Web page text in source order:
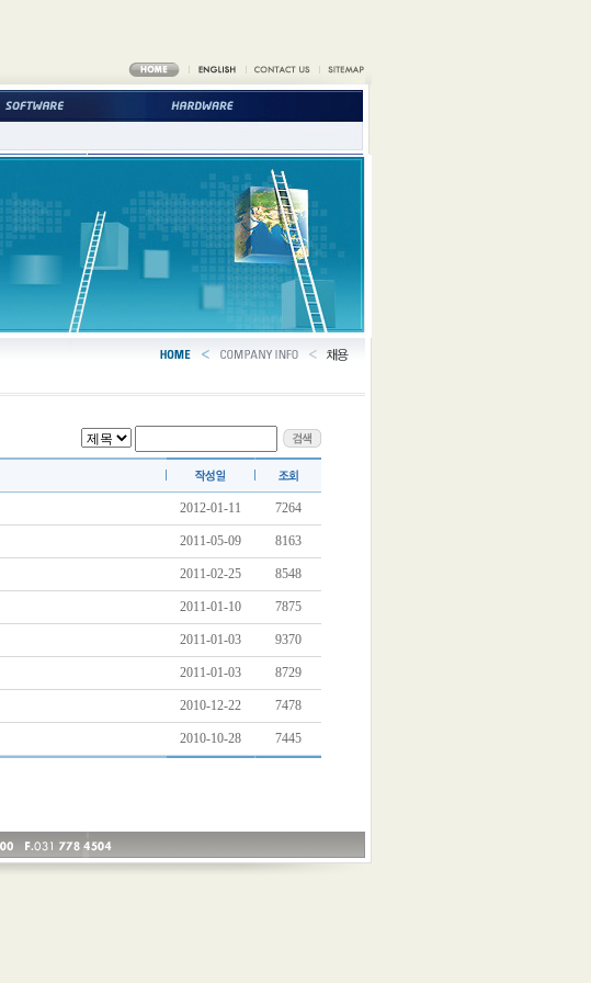
2012-01-11 7264
2011-05-09 8163
2011-02-25 8548
2011-01-10 7875
2011-01-03 9370
2011-01-03 8729
2010-12-22 7478
2010-10-28 7445